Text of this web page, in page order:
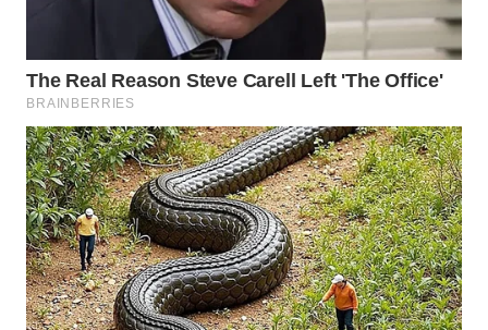
TENGAH
WN DELI
SERDANG
WN
TEBING
TINGGI
WN
PAKPAK